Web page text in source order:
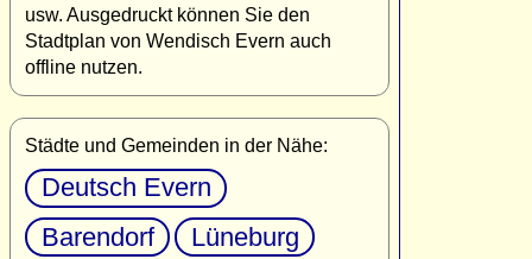
usw. Ausgedruckt können Sie den
Stadtplan von Wendisch Evern auch
offline nutzen.
Städte und Gemeinden in der Nähe:
Deutsch Evern
Barendorf
Lüneburg